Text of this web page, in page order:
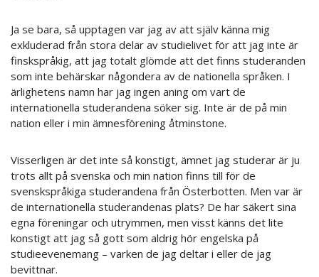
Ja se bara, så upptagen var jag av att själv känna mig
exkluderad från stora delar av studielivet för att jag inte är
finskspråkig, att jag totalt glömde att det finns studeranden
som inte behärskar någondera av de nationella språken. I
ärlighetens namn har jag ingen aning om vart de
internationella studerandena söker sig. Inte är de på min
nation eller i min ämnesförening åtminstone.
Visserligen är det inte så konstigt, ämnet jag studerar är ju
trots allt på svenska och min nation finns till för de
svenskspråkiga studerandena från Österbotten. Men var är
de internationella studerandenas plats? De har säkert sina
egna föreningar och utrymmen, men visst känns det lite
konstigt att jag så gott som aldrig hör engelska på
studieevenemang – varken de jag deltar i eller de jag
bevittnar.